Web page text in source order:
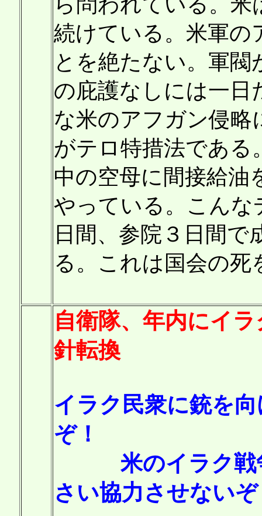
続けている。米軍の
とを絶たない。軍
の庇護なしには一
な米のアフガン侵略
がテロ特措法である
中の空母に間接給油
やっている。こんな
日間、参院３日間
る。これは国会の死
自衛隊、年内にイ
針転換
イラク民衆に銃を
ぞ！
米のイラク戦争
さい協力させない